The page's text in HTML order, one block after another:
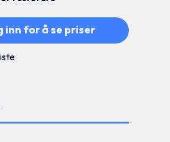
inn for å se priser